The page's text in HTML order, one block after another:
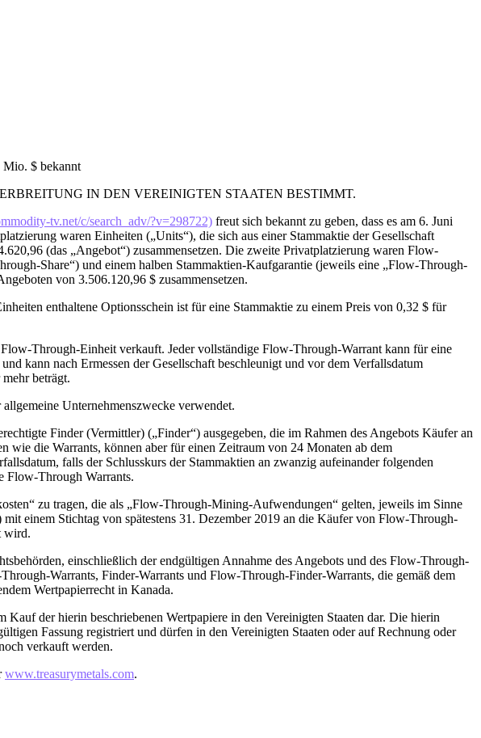
Mio. $ bekannt
IN DEN VEREINIGTEN STAATEN BESTIMMT.
tv.net/c/search_adv/?v=298722) freut sich bekannt zu geben, dass es am 6. Juni
waren Einheiten („Units“), die sich aus einer Stammaktie der Gesellschaft
(das „Angebot“) zusammensetzen. Die zweite Privatplatzierung waren Flow-
Share“) und einem halben Stammaktien-Kaufgarantie (jeweils eine „Flow-Through-
von 3.506.120,96 $ zusammensetzen.
enthaltene Optionsschein ist für eine Stammaktie zu einem Preis von 0,32 $ für
Through-Einheit verkauft. Jeder vollständige Flow-Through-Warrant kann für eine
kann nach Ermessen der Gesellschaft beschleunigt und vor dem Verfallsdatum
beträgt.
Unternehmenszwecke verwendet.
Finder (Vermittler) („Finder“) ausgegeben, die im Rahmen des Angebots Käufer an
wie die Warrants, können aber für einen Zeitraum von 24 Monaten ab dem
falls der Schlusskurs der Stammaktien an zwanzig aufeinander folgenden
Flow-Through Warrants.
zu tragen, die als „Flow-Through-Mining-Aufwendungen“ gelten, jeweils im Sinne
einem Stichtag von spätestens 31. Dezember 2019 an die Käufer von Flow-Through-
wird.
einschließlich der endgültigen Annahme des Angebots und des Flow-Through-
Warrants, Finder-Warrants und Flow-Through-Finder-Warrants, die gemäß dem
Wertpapierrecht in Kanada.
der hierin beschriebenen Wertpapiere in den Vereinigten Staaten dar. Die hierin
Fassung registriert und dürfen in den Vereinigten Staaten oder auf Rechnung oder
verkauft werden.
www.treasurymetals.com.